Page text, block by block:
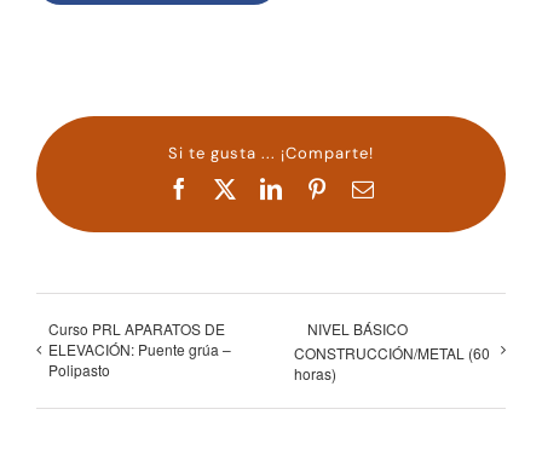
Si te gusta ... ¡Comparte!
Facebook LinkedInPinterestCorreo
Curso PRL APARATOS DE
ELEVACIÓN: Puente grúa –
Polipasto
NIVEL BÁSICO
CONSTRUCCIÓN/METAL (60
horas)